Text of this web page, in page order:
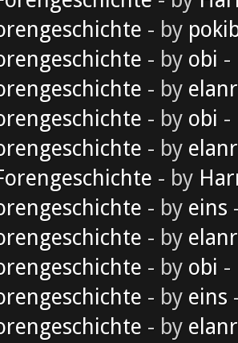
- by
- by obi -
- by
- by obi -
- by
- by
- by eins
- by
- by obi -
- by eins
- by